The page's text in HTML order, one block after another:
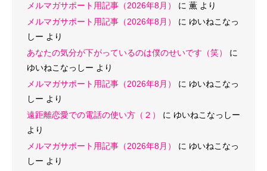
メルマガサポート用記事（2026年8月）
に 薫 より
メルマガサポート用記事（2026年8月）
に ゆいねこなっ
しー より
あなたの気分が下がっているのは僕のせいです（笑）
に
ゆいねこなっしー より
メルマガサポート用記事（2026年8月）
に ゆいねこなっ
しー より
遠距離恋愛での電話の使い方（２）
に ゆいねこなっしー
より
メルマガサポート用記事（2026年8月）
に ゆいねこなっ
しー より